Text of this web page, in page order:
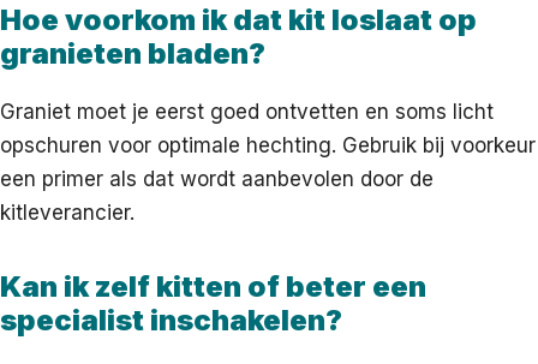
Hoe voorkom ik dat kit loslaat op
granieten bladen?
Graniet moet je eerst goed ontvetten en soms licht
opschuren voor optimale hechting. Gebruik bij voorkeur
een primer als dat wordt aanbevolen door de
kitleverancier.
Kan ik zelf kitten of beter een
specialist inschakelen?